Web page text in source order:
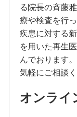
る院長の斉藤
療や検査を行
疾患に対する
を用いた再生
んでおります
気軽にご相談く
オンライ